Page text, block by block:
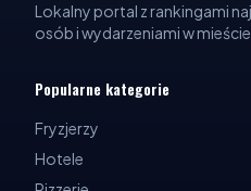
Lokalny portal z rankingami
osób i wydarzeniami w
Popularne kategorie
Fryzjerzy
Hotele